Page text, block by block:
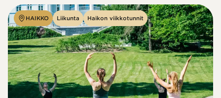
HAIKKO Liikunta Haikon viikkotunnit